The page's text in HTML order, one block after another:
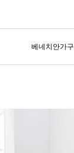
베네치안가구